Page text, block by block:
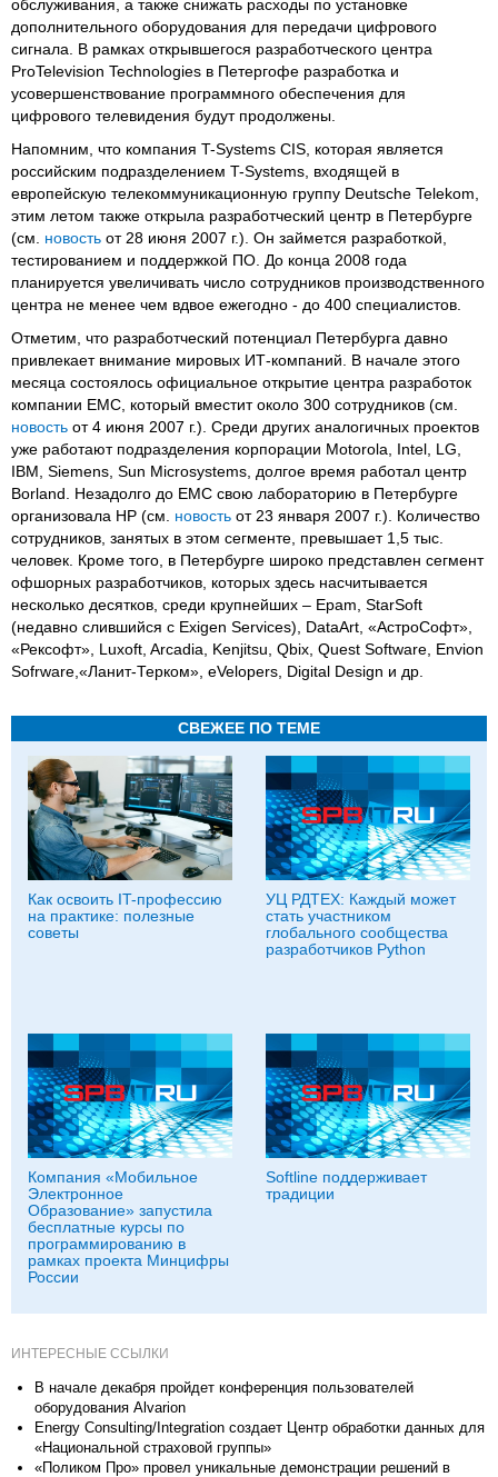
обслуживания, а также снижать расходы по установке
дополнительного оборудования для передачи цифрового
сигнала. В рамках открывшегося разработческого центра
ProTelevision Technologies в Петергофе разработка и
усовершенствование программного обеспечения для
цифрового телевидения будут продолжены.
Напомним, что компания T-Systems CIS, которая является
российским подразделением T-Systems, входящей в
европейскую телекоммуникационную группу Deutsche Telekom,
этим летом также открыла разработческий центр в Петербурге
(см. новость от 28 июня 2007 г.). Он займется разработкой,
тестированием и поддержкой ПО. До конца 2008 года
планируется увеличивать число сотрудников производственного
центра не менее чем вдвое ежегодно - до 400 специалистов.
Отметим, что разработческий потенциал Петербурга давно
привлекает внимание мировых ИТ-компаний. В начале этого
месяца состоялось официальное открытие центра разработок
компании EMC, который вместит около 300 сотрудников (см.
новость от 4 июня 2007 г.). Среди других аналогичных проектов
уже работают подразделения корпорации Motorola, Intel, LG,
IBM, Siemens, Sun Microsystems, долгое время работал центр
Borland. Незадолго до EMC свою лабораторию в Петербурге
организовала HP (см. новость от 23 января 2007 г.). Количество
сотрудников, занятых в этом сегменте, превышает 1,5 тыс.
человек. Кроме того, в Петербурге широко представлен сегмент
офшорных разработчиков, которых здесь насчитывается
несколько десятков, среди крупнейших – Epam, StarSoft
(недавно слившийся с Exigen Services), DataArt, «АстроСофт»,
«Рексофт», Luxoft, Arcadia, Kenjitsu, Qbix, Quest Software, Envion
Sofrware,«Ланит-Терком», eVelopers, Digital Design и др.
СВЕЖЕЕ ПО ТЕМЕ
Как освоить IT-профессию
на практике: полезные
советы
УЦ РДТЕХ: Каждый может
стать участником
глобального сообщества
разработчиков Python
Компания «Мобильное
Электронное
Образование» запустила
бесплатные курсы по
программированию в
рамках проекта Минцифры
России
Softline поддерживает
традиции
ИНТЕРЕСНЫЕ ССЫЛКИ
В начале декабря пройдет конференция пользователей
оборудования Alvarion
Energy Consulting/Integration создает Центр обработки данных для
«Национальной страховой группы»
«Поликом Про» провел уникальные демонстрации решений в